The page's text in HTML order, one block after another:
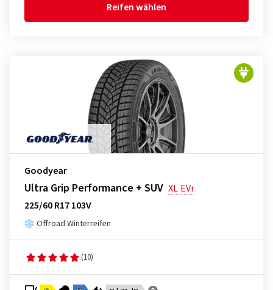
Reifen wählen
Goodyear
Ultra Grip Performance + SUV XL EVr
225/60 R17 103V
Offroad Winterreifen
(10)